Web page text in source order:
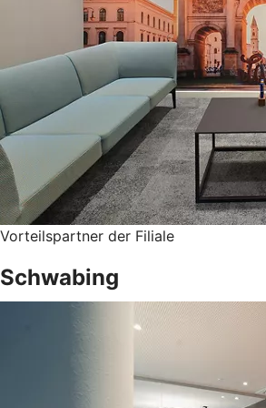
Vorteilspartner der Filiale
Schwabing